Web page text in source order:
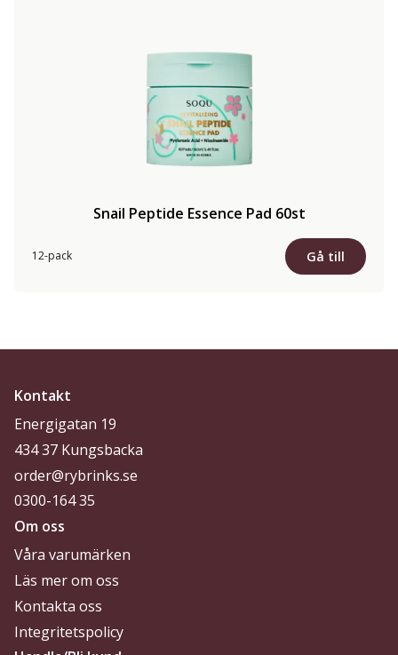
Snail Peptide Essence Pad 60st
12-pack Gå till
Kontakt
Energigatan 19
434 37 Kungsbacka
order@rybrinks.se
0300-164 35
Om oss
Våra varumärken
Läs mer om oss
Kontakta oss
Integritetspolicy